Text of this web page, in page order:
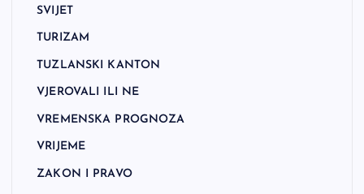
SVIJET
TURIZAM
TUZLANSKI KANTON
VJEROVALI ILI NE
VREMENSKA PROGNOZA
VRIJEME
ZAKON I PRAVO